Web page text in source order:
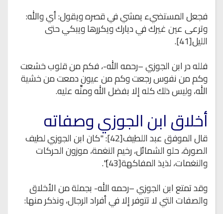
فجعل المستضيء يمشي في قصره ويقول: أي والله:
وترعى عين غيرك في ديارك ويكررها ويبكي حتى
الليل[41].
فلله در ابن الجوزي –رحمه الله-، فكم من قلوب خشعت
وكم من نفوس رجعت وكم من عيون دمعت من خشية
الله، وليس ذلك كله إلا بفضل الله ومنِّه عليه.
أخلاق ابن الجوزي وصفاته
قال الموفق عبد اللطيف[42]: "كان ابن الجوزي لطيف
الصورة، حلو الشمائل، رخيم النغمة، موزون الحركات
والنغمات، لذيذ المفاكهة[43]".
وقد تمتع ابن الجوزي –رحمه الله- بجملة من الأخلاق
والصفات التي لا تتوفر إلا في أفراد الرجال، ونذكر منها: